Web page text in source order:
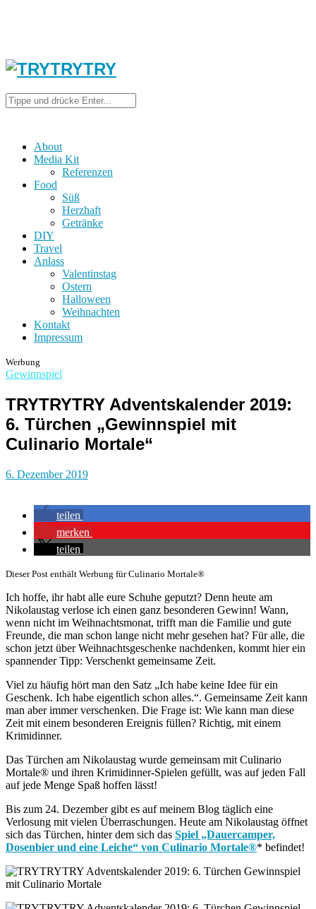
About
Media Kit
Referenzen
Food
Süß
Herzhaft
Getränke
DIY
Travel
Anlass
Valentinstag
Ostern
Halloween
Weihnachten
Kontakt
Impressum
Werbung
Gewinnspiel
TRYTRYTRY Adventskalender 2019:
6. Türchen „Gewinnspiel mit
Culinario Mortale“
6. Dezember 2019
teilen
merken
teilen
Dieser Post enthält Werbung für Culinario Mortale®
Ich hoffe, ihr habt alle eure Schuhe geputzt? Denn heute am
Nikolaustag verlose ich einen ganz besonderen Gewinn! Wann,
wenn nicht im Weihnachtsmonat, trifft man die Familie und gute
Freunde, die man schon lange nicht mehr gesehen hat? Für alle, die
schon jetzt über Weihnachtsgeschenke nachdenken, kommt hier ein
spannender Tipp: Verschenkt gemeinsame Zeit.
Viel zu häufig hört man den Satz „Ich habe keine Idee für ein
Geschenk. Ich habe eigentlich schon alles.“. Gemeinsame Zeit kann
man aber immer verschenken. Die Frage ist: Wie kann man diese
Zeit mit einem besonderen Ereignis füllen? Richtig, mit einem
Krimidinner.
Das Türchen am Nikolaustag wurde gemeinsam mit Culinario
Mortale® und ihren Krimidinner-Spielen gefüllt, was auf jeden Fall
auf jede Menge Spaß hoffen lässt!
Bis zum 24. Dezember gibt es auf meinem Blog täglich eine
Verlosung mit vielen Überraschungen. Heute am Nikolaustag öffnet
sich das Türchen, hinter dem sich das Spiel „Dauercamper,
Dosenbier und eine Leiche“ von Culinario Mortale®* befindet!